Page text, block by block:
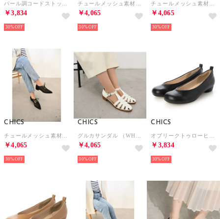
￥3,834
30%
￥4,065
30%
￥4,065
30%
CHICS
￥4,065
30%
CHICS
￥4,065
30%
CHICS
￥3,834
30%